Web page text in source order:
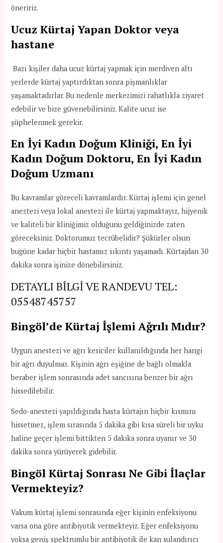
öneririz.
Ucuz Kürtaj Yapan Doktor veya
hastane
Bazı kişiler daha ucuz kürtaj yapmak için merdiven altı
yerlerde kürtaj yaptırdıktan sonra pişmanlıklar
yaşamaktadırlar. Bu nedenle merkezimizi rahatlıkla ziyaret
edebilir ve bize güvenebilirsiniz. Kalite ucuz ise
şüphelenmek gerekir.
En İyi Kadın Doğum Kliniği, En İyi
Kadın Doğum Doktoru, En İyi Kadın
Doğum Uzmanı
Bu kavramlar göreceli kavramlardır. Kürtaj işlemi için genel
aneztezi veya lokal anestezi ile kürtaj yapmaktayız, hijyenik
ve kaliteli bir kliniğimiz olduğunu geldiğinizde zaten
göreceksiniz. Doktorumuz tecrübelidir? Şükürler olsun
bugüne kadar hiçbir hastamız sıkıntı yaşamadı. Kürtajdan 30
dakika sonra işinize dönebilirsiniz.
DETAYLI BİLGİ VE RANDEVU TEL:
05548745757
Bingöl’de Kürtaj İşlemi Ağrılı Mıdır?
Uygun anestezi ve ağrı kesiciler kullanıldığında her hangi
bir ağrı duyulmaz. Kişinin ağrı eşiğine de bağlı olmakla
beraber işlem sonrasında adet sancısına benzer bir ağrı
hissedilebilir.
Sedo-anestezi yapıldığında hasta kürtajın hiçbir kısmını
hissetmez, işlem sırasında 5 dakika gibi kısa süreli bir uyku
haline geçer işlemi bittikten 5 dakika sonra uyanır ve 30
dakika sonra yürüyerek gidebilir.
Bingöl Kürtaj Sonrası Ne Gibi İlaçlar
Vermekteyiz?
Vakum kürtaj işlemi sonrasında eğer kişinin enfeksiyonu
varsa ona göre antibiyotik vermekteyiz. Eğer enfeksiyonu
yoksa geniş spektrumlu bir antibiyotik ile kan sulandırıcı